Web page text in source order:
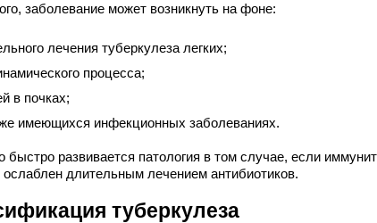
заболевание может возникнуть на фоне:
лечения туберкулеза легких;
процесса;
в почках;
имеющихся инфекционных заболеваниях.
быстро развивается патология в том случае, если
ослаблен длительным лечением антибиотиков.
туберкулеза